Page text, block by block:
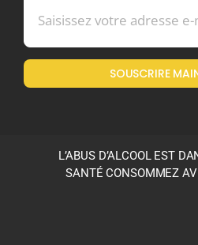
Mentions légales
Politique en matière de
SOUSCRIRE
L’ABUS D’ALCOOL EST
SANTÉ CONSOMMEZ